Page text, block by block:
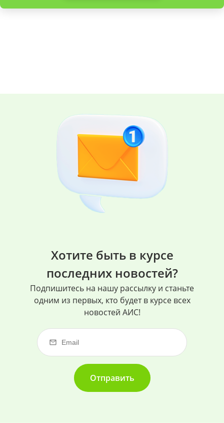
Хотите быть в курсе
последних новостей?
Подпишитесь на нашу рассылку и станьте
одним из первых, кто будет в курсе всех
новостей АИС!
Отправить